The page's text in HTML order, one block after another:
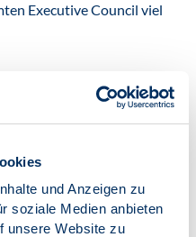
und Anzeigen zu
soziale Medien anbieten
unsere Website zu
Executive Council viel